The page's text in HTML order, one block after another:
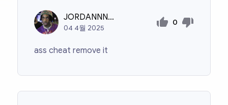
JORDANNNNN!!!
04 4월 2025
0
ass cheat remove it